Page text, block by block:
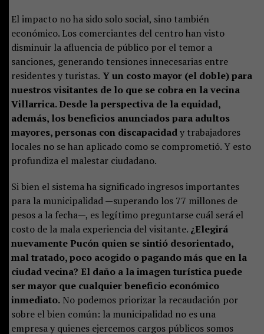
El impacto no ha sido solo social, sino también
económico. Los comerciantes del centro han visto
disminuir la afluencia de público por el temor a
sanciones, generando tensiones innecesarias entre
residentes y turistas. Y un costo mayor (el doble) para
nuestros visitantes de lo que se cobra en la vecina
Villarrica. Desde la perspectiva de la equidad,
además, los beneficios anunciados para adultos
mayores, personas con discapacidady trabajadores
locales no se han aplicado como se comprometió. Y esto
profundiza el malestar ciudadano.
Si bien el sistema ha significado ingresos importantes
para la municipalidad —superando los 77 millones de
pesos a la fecha—, es legítimo preguntarse cuál será el
costo de la mala experiencia del visitante. ¿Elegirá
nuevamente Pucón quien se sintió desorientado,
mal tratado, poco acogido o pagando más que en la
ciudad vecina? El daño a la imagen turística puede
ser mayor que cualquier beneficio económico
inmediato.No podemos priorizar la recaudación por
sobre el bien común: la municipalidad no es una
empresa y quienes ejercemos cargos públicos somos